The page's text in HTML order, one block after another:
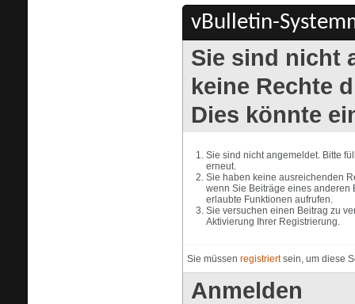
vBulletin-
Sie sind nicht
keine Rechte
Dies könnte
Sie sind nicht angemeldet. Bitte
erneut.
Sie haben keine ausreichenden
wenn Sie Beiträge eines anderen
erlaubte Funktionen aufrufen.
Sie versuchen einen Beitrag zu
Aktivierung Ihrer Registrierung.
Sie müssen registriertsein, um diese
Anmelden